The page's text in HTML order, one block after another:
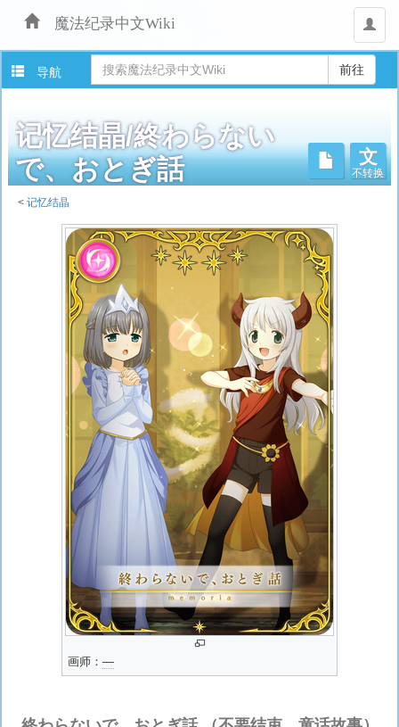
魔法纪录中文Wiki
用
户
导航
记忆结晶/終わらない
で、おとぎ話
文
不转换
<记忆结晶
画师： ―